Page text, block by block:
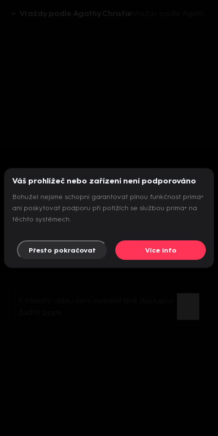
Vraždy podle Agathy Christie
Nepodařilo se inicializovat přehrávač
Váš prohlížeč nebo zařízení není podporováno
Bohužel nejsme schopni garantovat plnou funkčnost prima+
ani poskytovat podporu při potížích se službou prima+ na
těchto systémech.
Přesto pokračovat Více info